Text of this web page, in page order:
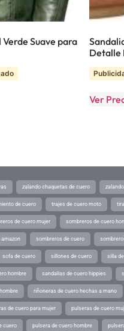
Suave para
Detalle
Ver
zalando chaquetas de cuero
de cuero trajes de cuero moto
de cuero mujer sombreros de cuero
amazon sombreros de cuero
sofa de cuero sillones de cuero silla
hombre sandalias de cuero hippies
riñoneras de cuero hechas a mano
de cuero para mujer pulseras de cuero
cuero pulsera de cuero hombre